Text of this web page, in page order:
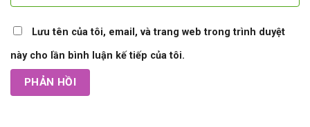
Lưu tên của tôi, email, và trang web trong trình duyệt
này cho lần bình luận kế tiếp của tôi.